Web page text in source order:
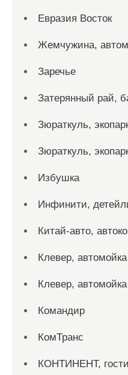
Евразия Восток
Жемчужина,
Заречье
Затерянный рай,
Зюраткуль,
Зюраткуль,
Избушка
Инфинити,
Китай-авто,
Клевер, автомойка
Клевер, автомойка
Командир
КомТранс
КОНТИНЕНТ,